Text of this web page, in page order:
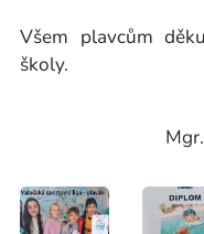
Všem plavcům
školy.
Mgr. Alena